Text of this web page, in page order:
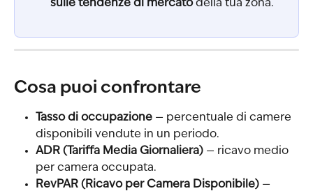
sulle tendenze di mercato della tua zona.
Cosa puoi confrontare
Tasso di occupazione — percentuale di camere
disponibili vendute in un periodo.
ADR (Tariffa Media Giornaliera) — ricavo medio
per camera occupata.
RevPAR (Ricavo per Camera Disponibile) —